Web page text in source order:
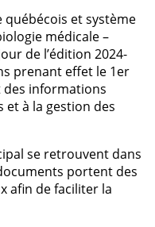
et système
médicale –
de l’édition 2024-
prenant effet le 1er
des informations
et à la gestion des
se retrouvent dans
portent des
afin de faciliter la